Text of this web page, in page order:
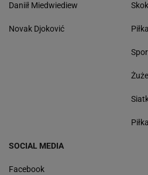
Daniił Miedwiediew
Novak Djoković
Żużel
SOCIAL MEDIA
Facebook